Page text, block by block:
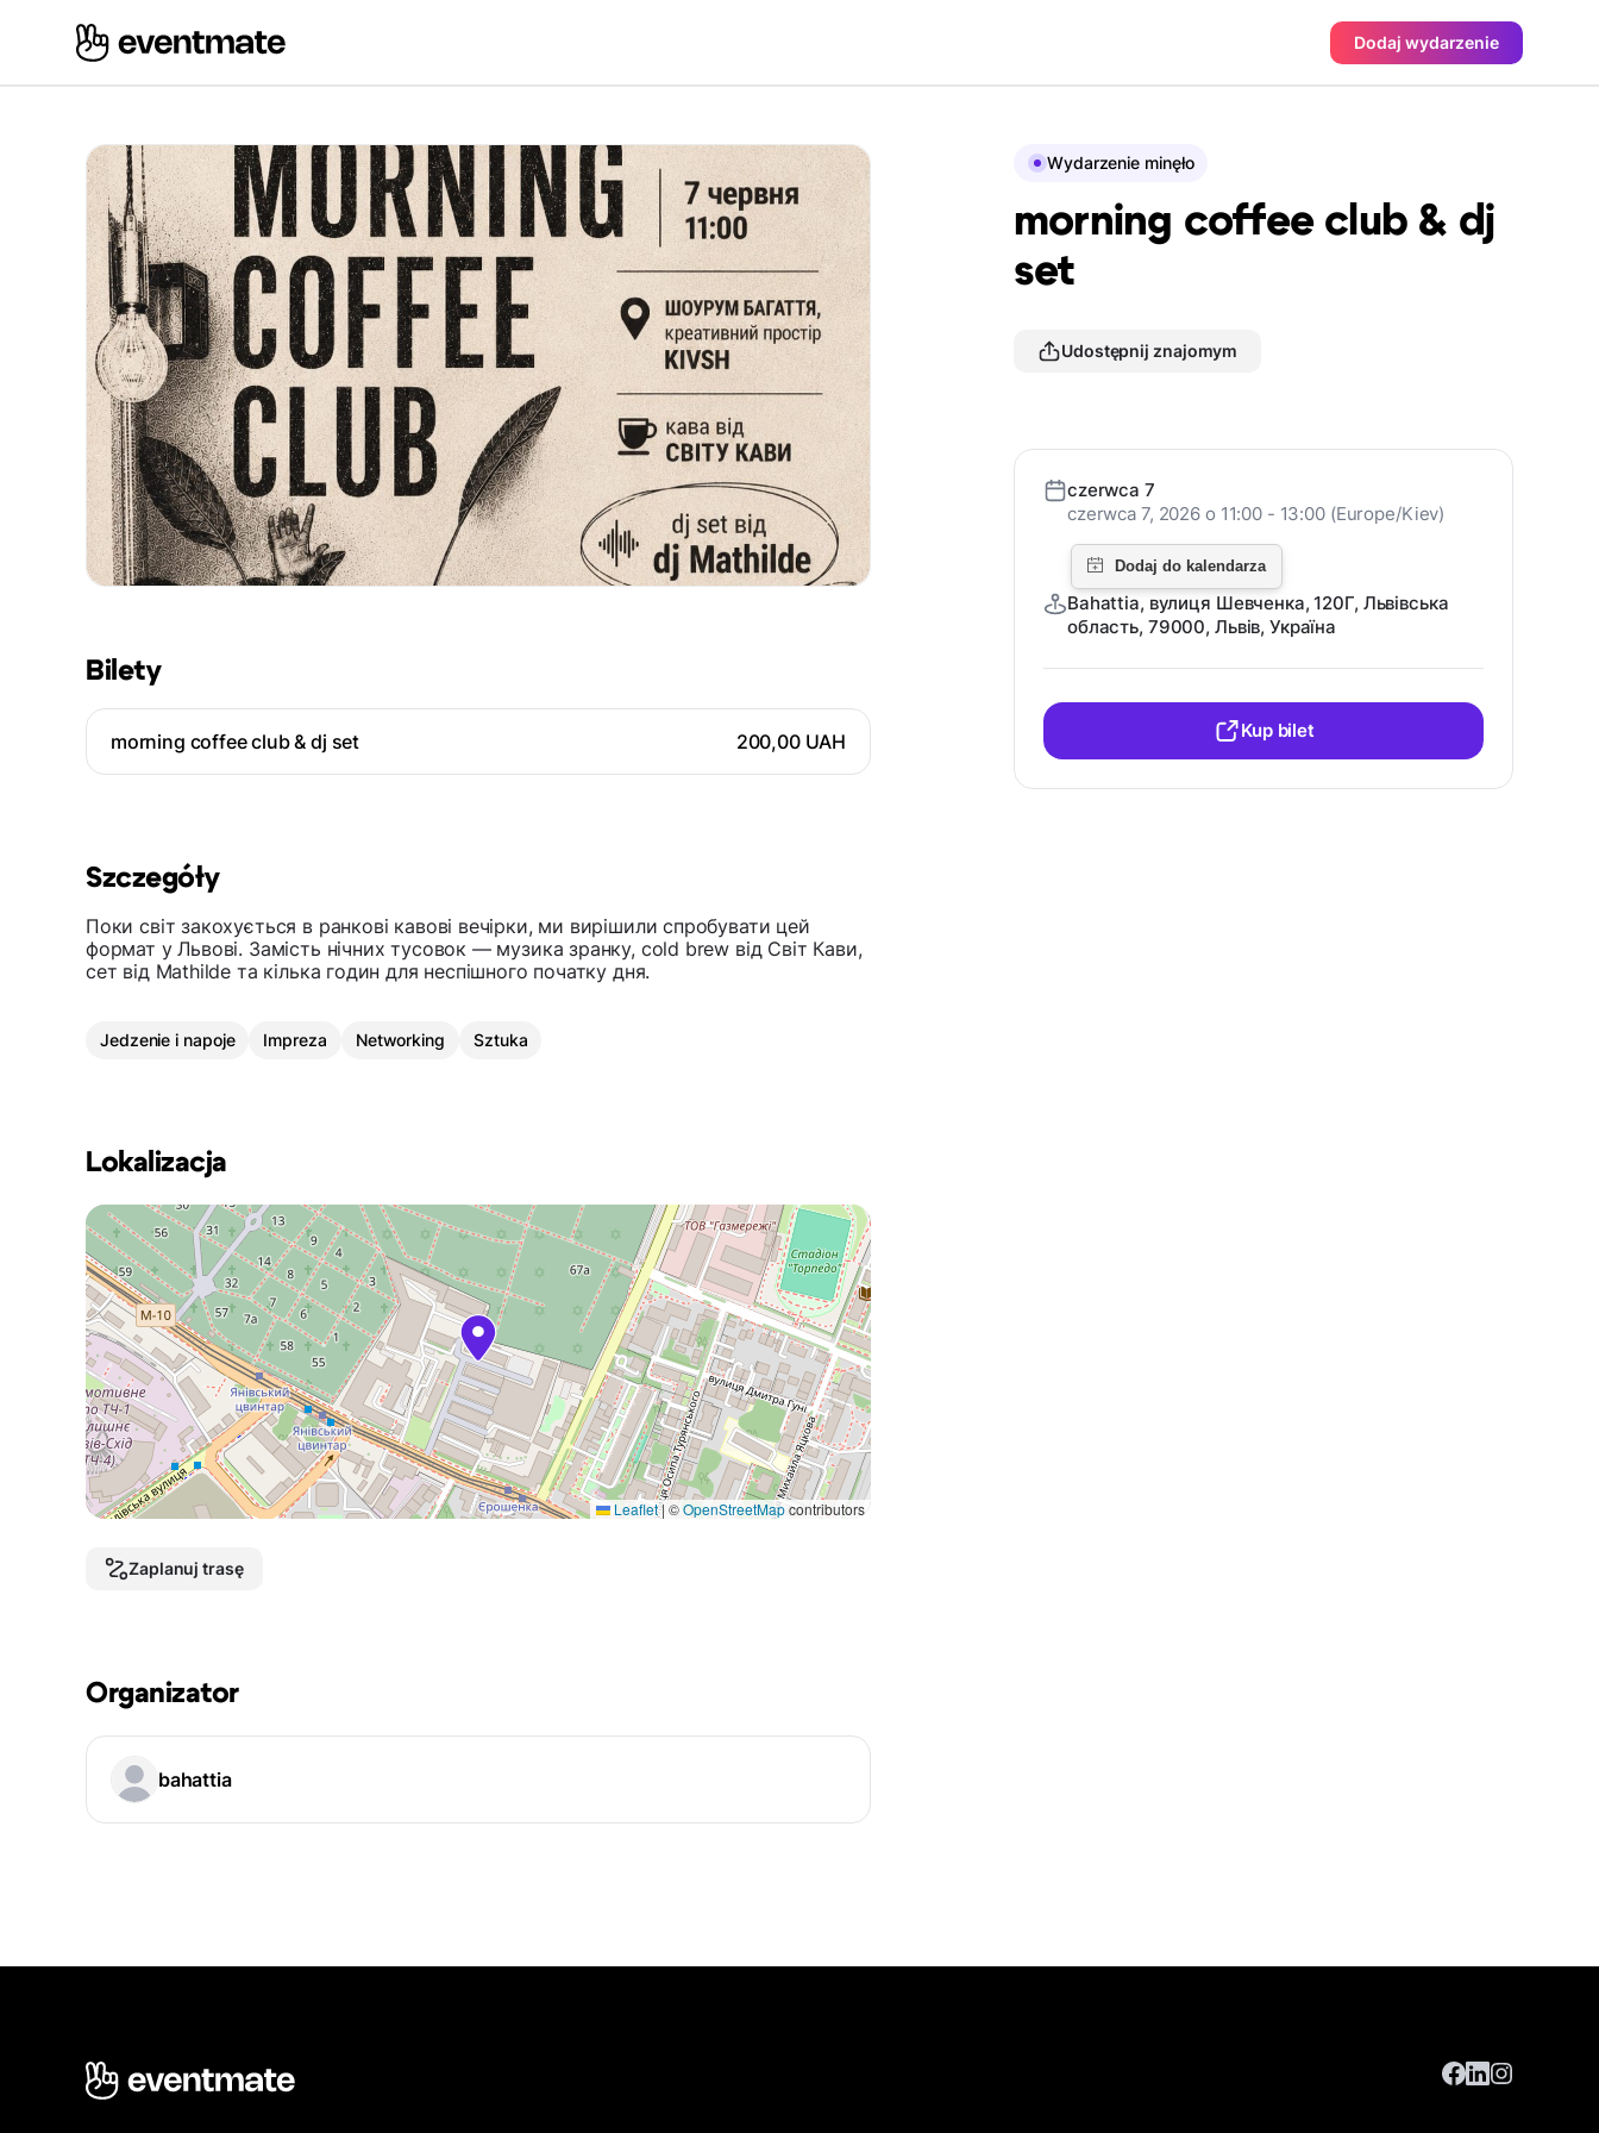
Dodaj wydarzenie
Bilety
morning coffee club & dj set 200,00 UAH
Szczegóły
Поки світ закохується в ранкові кавові вечірки, ми вирішили спробувати цей
формат у Львові. Замість нічних тусовок — музика зранку, cold brew від Світ Кави,
сет від Mathilde та кілька годин для неспішного початку дня.
Jedzenie i napoje Impreza Networking Sztuka
Lokalizacja
Leaflet| ©OpenStreetMapcontributors
Zaplanuj trasę
Organizator
bahattia
Wydarzenie minęło
morning coffee club & dj
set
Udostępnij znajomym
czerwca 7
czerwca 7, 2026 o 11:00 - 13:00 (Europe/Kiev)
Bahattia, вулиця Шевченка, 120Г, Львівська
область, 79000, Львів, Україна
Kup bilet